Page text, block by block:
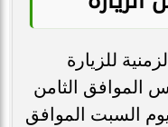
للزيارة
الموافق الثامن
حتى يوم السبت الموافق